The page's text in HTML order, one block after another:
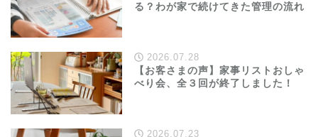
る？わが家で続けてきた管理の流れ
2026.07.28
【お客さまの声】家事リストおしゃ
べり会、全３回が終了しました！
2026.07.23